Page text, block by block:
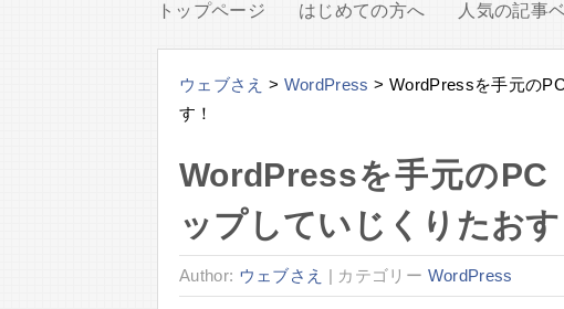
トップページ はじめての方へ 人気の記事
ウェブさえ > WordPress > WordPressを手元の
す！
WordPressを手元のPC
ップしていじくりたおす
Author: ウェブさえ | カテゴリー WordPress